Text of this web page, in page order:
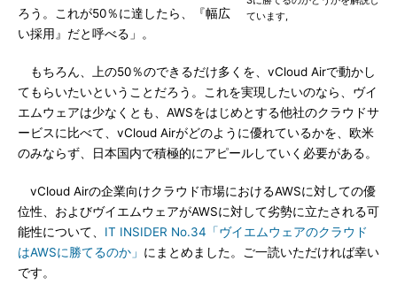
ています,
ろう。これが50％に達したら、『幅広
い採用』だと呼べる」。
もちろん、上の50％のできるだけ多くを、vCloud Airで動かし
てもらいたいということだろう。これを実現したいのなら、ヴイ
エムウェアは少なくとも、AWSをはじめとする他社のクラウドサ
ービスに比べて、vCloud Airがどのように優れているかを、欧米
のみならず、日本国内で積極的にアピールしていく必要がある。
vCloud Airの企業向けクラウド市場におけるAWSに対しての優
位性、およびヴイエムウェアがAWSに対して劣勢に立たされる可
能性について、 IT INSIDER No.34「ヴイエムウェアのクラウド
はAWSに勝てるのか」 にまとめました。ご一読いただければ幸い
です。